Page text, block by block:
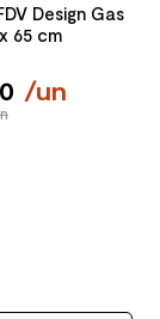
Design Gas
65 cm
/un